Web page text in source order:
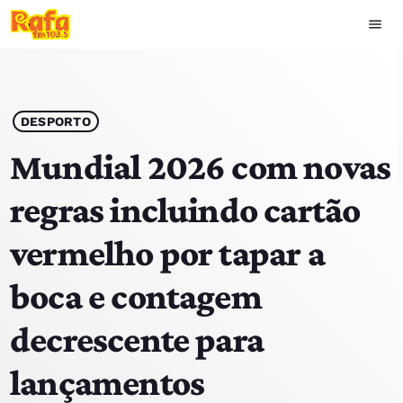
menu
play_arrow OUVIR RAFA
HOME
NOTÍCIAS
EQUIPA
TOP 15
PODCASTS
DESPORTO
Mundial 2026 com novas
regras incluindo cartão
vermelho por tapar a
boca e contagem
decrescente para
lançamentos